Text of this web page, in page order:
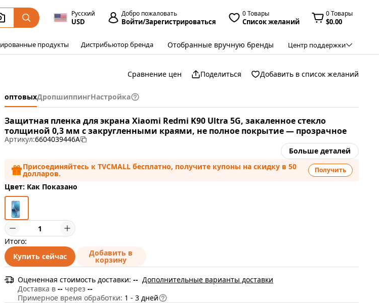
Русский
USD
Добро пожаловать
Войти/Зарегистрироваться
0 Товары
Список желаний
0 Товары
$0.00
продукты Дистрибьютор бренда Отобранные вручную бренды Центр поддержки
K90 Ultra 5G
Сравнение цен Поделиться Добавить в список желаний
оптовыхДропшиппингНастройка
Защитная пленка для экрана Xiaomi Redmi K90 Ultra 5G, закаленное стекло
толщиной 0,3 мм с закругленными краями, не полное покрытие — прозрачное
Артикул:6604039446A
Больше деталей
Присоединяйтесь к TVCMALL бесплатно, получите купоны на скидку в 50
долларов. Получить
Цвет: Как Показано
Итого:
Купить сейчас
Добавить в
корзину
Оцененная стоимость доставки: -- Дополнительные варианты доставки
Доставка в -- через --
Примерное время обработки: 1 - 3 дней